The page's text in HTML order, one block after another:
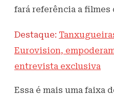
fará referência a filmes
Destaque:
Eurovision,
entrevista exclusiva
Essa é mais uma faixa